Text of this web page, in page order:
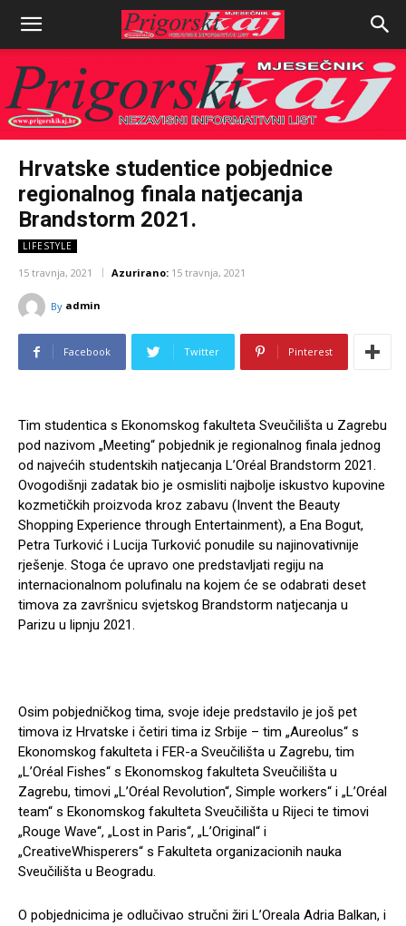
Hrvatske studentice pobjednice
regionalnog finala natjecanja
Brandstorm 2021.
LIFESTYLE
15 travnja, 2021 Azurirano: 15 travnja, 2021
By admin
Facebook Twitter Pinterest
Tim studentica s Ekonomskog fakulteta Sveučilišta u Zagrebu
pod nazivom „Meeting“ pobjednik je regionalnog finala jednog
od najvećih studentskih natjecanja L’Oréal Brandstorm 2021.
Ovogodišnji zadatak bio je osmisliti najbolje iskustvo kupovine
kozmetičkih proizvoda kroz zabavu (Invent the Beauty
Shopping Experience through Entertainment), a Ena Bogut,
Petra Turković i Lucija Turković ponudile su najinovativnije
rješenje. Stoga će upravo one predstavljati regiju na
internacionalnom polufinalu na kojem će se odabrati deset
timova za završnicu svjetskog Brandstorm natjecanja u
Parizu u lipnju 2021.
Osim pobjedničkog tima, svoje ideje predstavilo je još pet
timova iz Hrvatske i četiri tima iz Srbije – tim „Aureolus“ s
Ekonomskog fakulteta i FER-a Sveučilišta u Zagrebu, tim
„L’Oréal Fishes“ s Ekonomskog fakulteta Sveučilišta u
Zagrebu, timovi „L’Oréal Revolution“, Simple workers“ i „L’Oréal
team“ s Ekonomskog fakulteta Sveučilišta u Rijeci te timovi
„Rouge Wave“, „Lost in Paris“, „L’Original“ i
„CreativeWhisperers“ s Fakulteta organizacionih nauka
Sveučilišta u Beogradu.
O pobjednicima je odlučivao stručni žiri L’Oreala Adria Balkan, i